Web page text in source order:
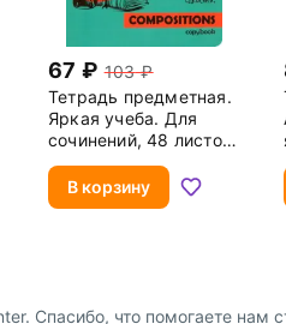
67
103
Тетрадь предметная.
Яркая учеба. Для
сочинений, 48 листов,
линия
В корзину
Спасибо, что помогаете нам